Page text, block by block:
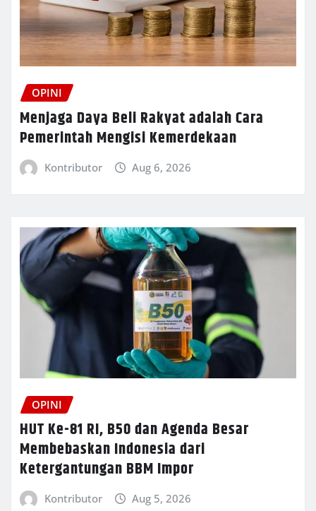
OPINI
Menjaga Daya Beli Rakyat adalah Cara
Pemerintah Mengisi Kemerdekaan
Kontributor Aug 6, 2026
OPINI
HUT Ke-81 RI, B50 dan Agenda Besar
Membebaskan Indonesia dari
Ketergantungan BBM Impor
Kontributor Aug 5, 2026